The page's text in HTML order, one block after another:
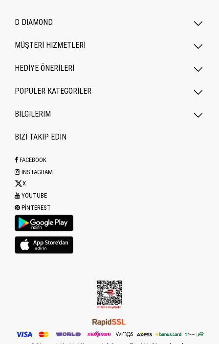
D DIAMOND
MÜŞTERİ HİZMETLERİ
HEDİYE ÖNERİLERİ
POPÜLER KATEGORILER
BİLGİLERİM
BİZİ TAKİP EDİN
FACEBOOK
INSTAGRAM
X
YOUTUBE
PINTEREST